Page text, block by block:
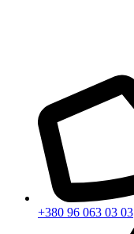
+380 96 063 03 03